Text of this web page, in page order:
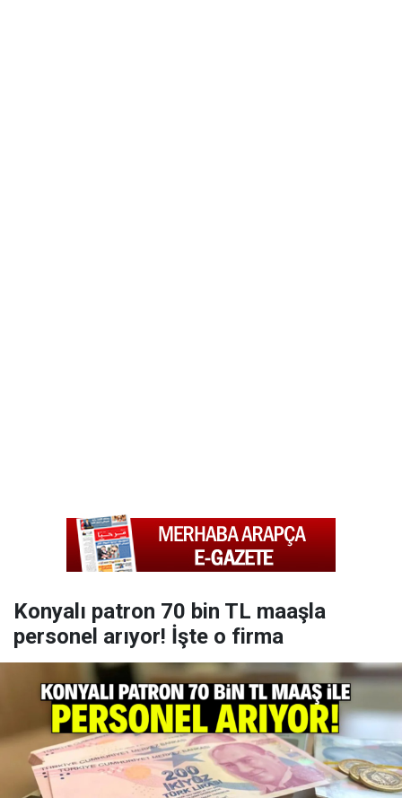
Konyalı patron 70 bin TL maaşla
personel arıyor! İşte o firma